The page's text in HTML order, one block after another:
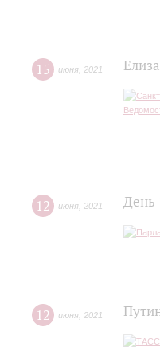
15 июня 2021
12 июня 2021 День
12 июня 2021